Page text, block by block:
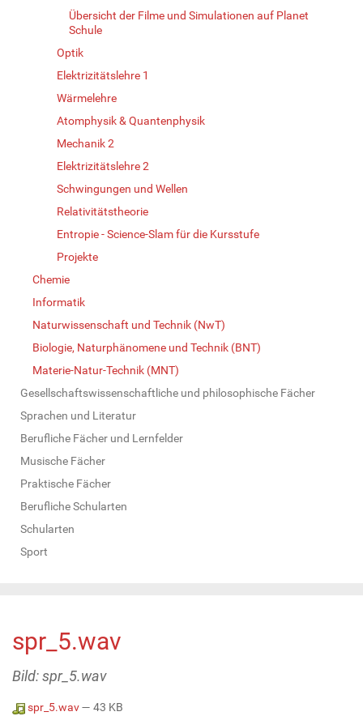
Übersicht der Filme und Simulationen auf Planet
Schule
Optik
Elektrizitätslehre 1
Wärmelehre
Atomphysik & Quantenphysik
Mechanik 2
Elektrizitätslehre 2
Schwingungen und Wellen
Relativitätstheorie
Entropie - Science-Slam für die Kursstufe
Projekte
Chemie
Informatik
Naturwissenschaft und Technik (NwT)
Biologie, Naturphänomene und Technik (BNT)
Materie-Natur-Technik (MNT)
Gesellschaftswissenschaftliche und philosophische Fächer
Sprachen und Literatur
Berufliche Fächer und Lernfelder
Musische Fächer
Praktische Fächer
Berufliche Schularten
Schularten
Sport
spr_5.wav
Bild: spr_5.wav
spr_5.wav— 43 KB